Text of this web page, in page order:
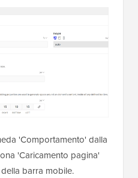
'Comportamento' dalla
'Caricamento pagina'
barra mobile.